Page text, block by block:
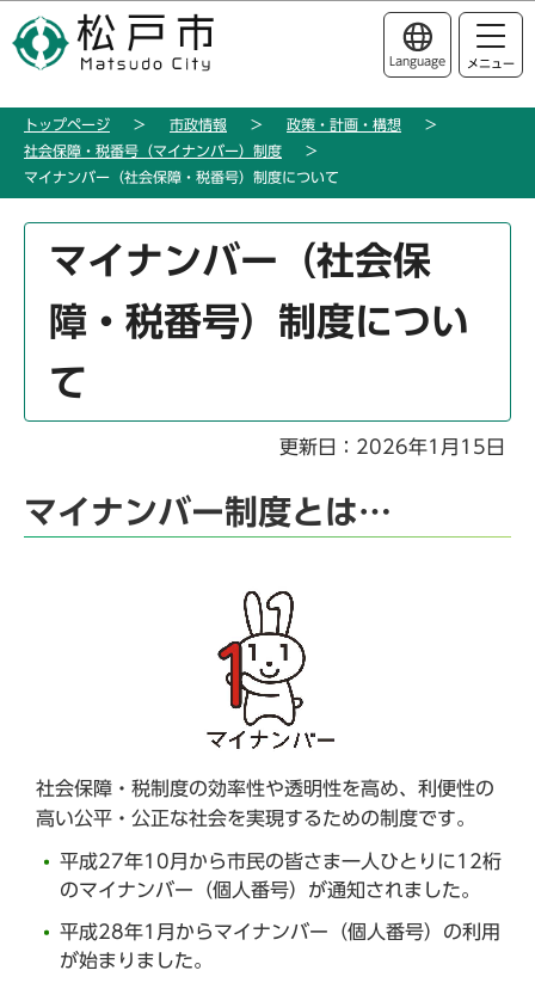
の
ー
このページの本文へ移動
Language メニュー
トップページ 市政情報
政策・計画・構想
社会保障・税番号（マイナンバー）制度
マイナンバー（社会保障・税番号）制度について
マイナンバー（社会保
障・税番号）制度につい
て
更新日：2026年1月15日
マイナンバー制度とは…
社会保障・税制度の効率性や透明性を高め、利便性の
高い公平・公正な社会を実現するための制度です。
平成27年10月から市民の皆さま一人ひとりに12桁
のマイナンバー（個人番号）が通知されました。
平成28年1月からマイナンバー（個人番号）の利用
が始まりました。